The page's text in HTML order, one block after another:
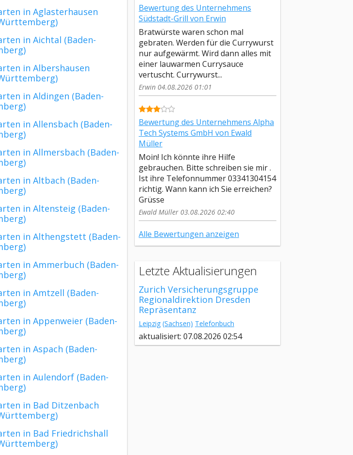
in Aglasterhausen
in Aichtal (Baden-
in Albershausen
in Aldingen (Baden-
in Allensbach (Baden-
in Allmersbach (Baden-
in Altbach (Baden-
in Altensteig (Baden-
in Althengstett (Baden-
in Ammerbuch (Baden-
in Amtzell (Baden-
in Appenweier (Baden-
in Aspach (Baden-
in Aulendorf (Baden-
in Bad Ditzenbach
in Bad Friedrichshall
Bewertung des Unternehmens
Südstadt-Grill von Erwin
Bratwürste waren schon mal
gebraten. Werden für die Currywurst
nur aufgewärmt. Wird dann alles mit
einer lauwarmen Currysauce
vertuscht. Currywurst...
Erwin 04.08.2026 01:01
Bewertung des Unternehmens Alpha
Tech Systems GmbH von Ewald
Müller
Moin! Ich könnte ihre Hilfe
gebrauchen. Bitte schreiben sie mir .
Ist ihre Telefonnummer 03341304154
richtig. Wann kann ich Sie erreichen?
Grüsse
Ewald Müller 03.08.2026 02:40
Alle Bewertungen anzeigen
Letzte Aktualisierungen
Zurich Versicherungsgruppe
Regionaldirektion Dresden
Repräsentanz
Leipzig (Sachsen) Telefonbuch
aktualisiert: 07.08.2026 02:54